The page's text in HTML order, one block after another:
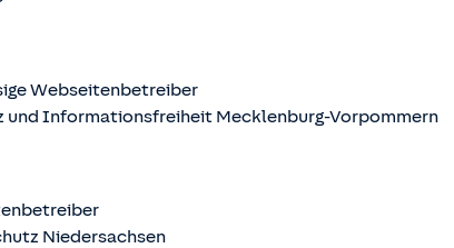
Webseitenbetreiber
und Informationsfreiheit Mecklenburg-Vorpommern
Niedersachsen